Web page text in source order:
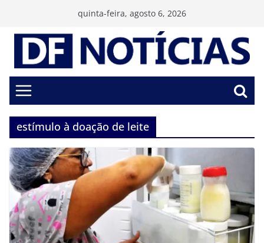
conteúdo
quinta-feira, agosto 6, 2026
estímulo à doação de leite